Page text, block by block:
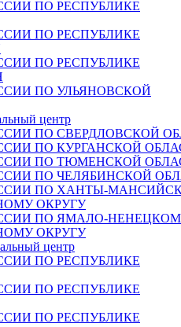
ПО РЕСПУБЛИКЕ
ПО РЕСПУБЛИКЕ
ПО РЕСПУБЛИКЕ
ПО УЛЬЯНОВСКОЙ
центр
ПО СВЕРДЛОВСКОЙ
ПО КУРГАНСКОЙ
ПО ТЮМЕНСКОЙ
ПО ЧЕЛЯБИНСКОЙ
ПО ХАНТЫ-
ОКРУГУ
ПО ЯМАЛО-
ОКРУГУ
центр
ПО РЕСПУБЛИКЕ
ПО РЕСПУБЛИКЕ
ПО РЕСПУБЛИКЕ